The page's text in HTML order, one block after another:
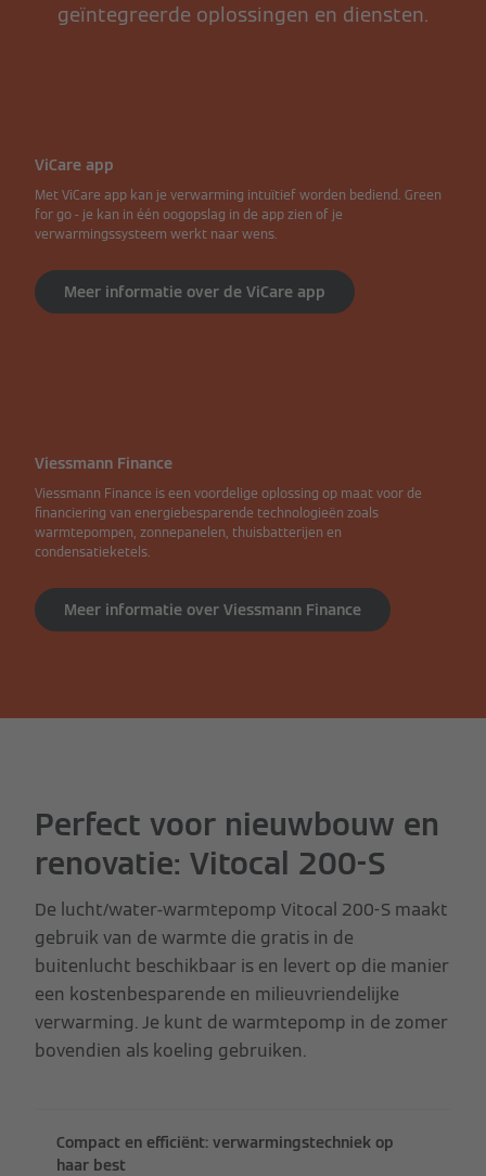
geïntegreerde oplossingen en diensten.
ViCare app
Met ViCare app kan je verwarming intuïtief worden bediend. Green
for go - je kan in één oogopslag in de app zien of je
verwarmingssysteem werkt naar wens.
Meer informatie over de ViCare app
Viessmann Finance
Viessmann Finance is een voordelige oplossing op maat voor de
financiering van energiebesparende technologieën zoals
warmtepompen, zonnepanelen, thuisbatterijen en
condensatieketels.
Meer informatie over Viessmann Finance
Perfect voor nieuwbouw en
renovatie: Vitocal 200-S
De lucht/water-warmtepomp Vitocal 200-S maakt
gebruik van de warmte die gratis in de
buitenlucht beschikbaar is en levert op die manier
een kostenbesparende en milieuvriendelijke
verwarming. Je kunt de warmtepomp in de zomer
bovendien als koeling gebruiken.
Compact en efficiënt: verwarmingstechniek op
haar best